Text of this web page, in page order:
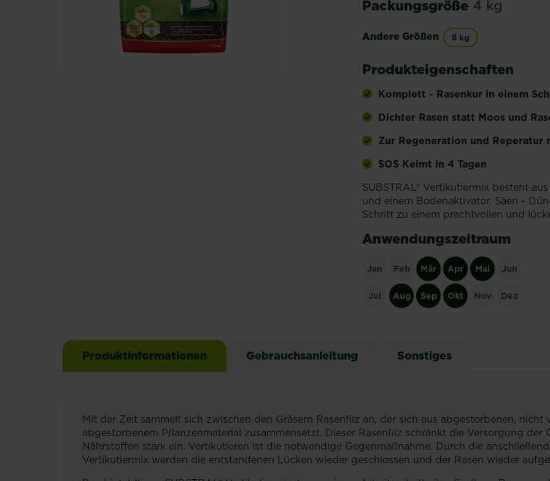
Packungsgröße 4 kg
Andere Größen 8 kg
Produkteigenschaften
Komplett - Rasenkur in einem
Dichter Rasen statt Moos und
Zur Regeneration und Reperatur
SOS Keimt in 4 Tagen
SUBSTRAL® Vertikutiermix besteht
und einem Bodenaktivator. Säen -
Schritt zu einem prachtvollen und
Anwendungszeitraum
Jan Feb Mär Apr Mai Jun
Jul Aug Sep Okt Nov Dez
Produktinformationen Gebrauchsanleitung Sonstiges
Mit der Zeit sammelt sich zwischen den Gräsern Rasenfilz an, der sich aus abgestorbenen, nicht
abgestorbenem Pflanzenmaterial zusammensetzt. Dieser Rasenfilz schränkt die Versorgung der
Nährstoffen stark ein. Vertikutieren ist die notwendige Gegenmaßnahme. Durch die
Vertikutiermix werden die entstandenen Lücken wieder geschlossen und der Rasen wieder